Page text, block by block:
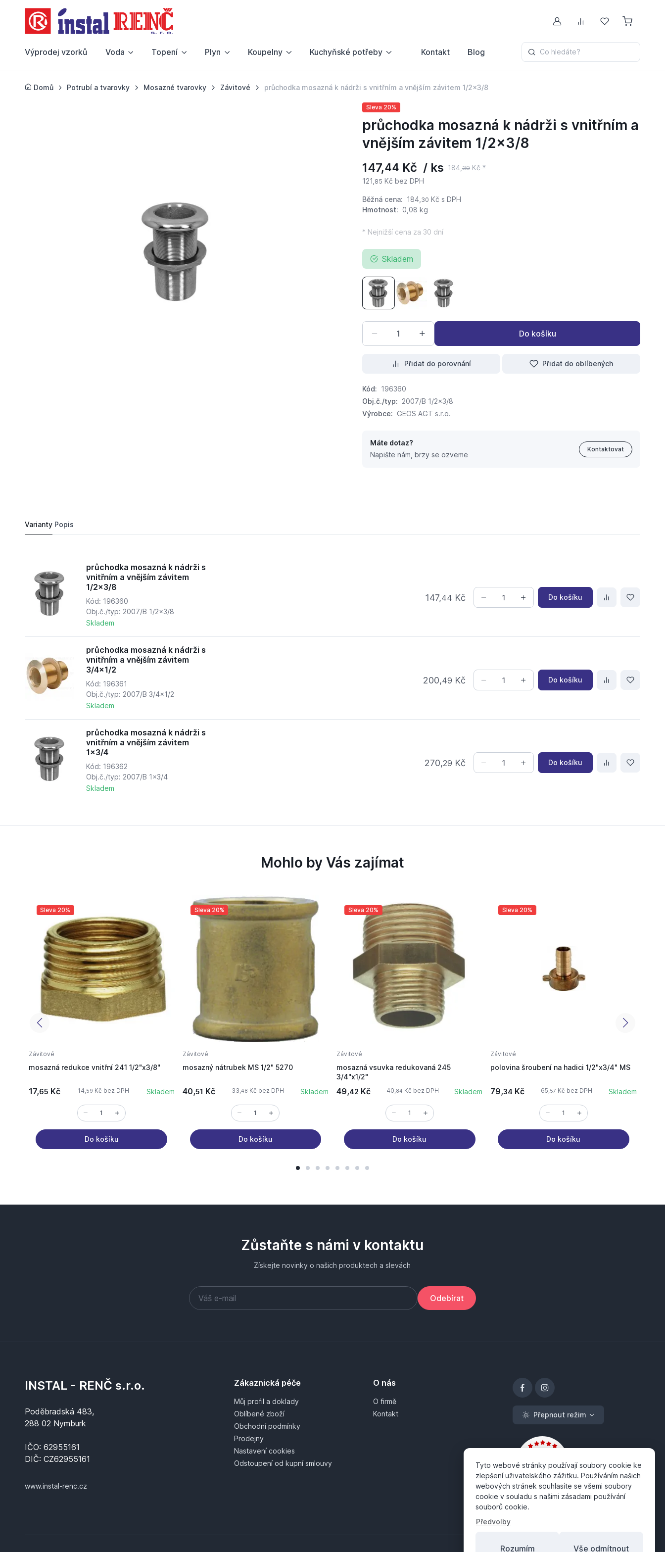
Můj účetPorovnávání
Oblíbené
Výprodej vzorků Voda Topení Plyn Koupelny Kuchyňské potřeby Kontakt Blog Co hledáte?
Domů Potrubí a tvarovky Mosazné tvarovky Závitové průchodka mosazná k nádrži s vnitřním a vnějším závitem 1/2x3/8
Sleva 20%
průchodka mosazná k nádrži s vnitřním a
vnějším závitem 1/2x3/8
147,44 Kč / ks 184,30Kč *
121, 85 Kč bez DPH
Běžná cena: 184, 30 Kč s DPH
Hmotnost: 0,08 kg
* Nejnižší cena za 30 dní
Skladem
průchodka mosazná k nádrži s vnitřním a vnějším závitem 1/2x3/8
průchodka mosazná k nádrži s vnitřním a vnějším závitem 3/4x1/2
průchodka mosazná k nádrži s vnitřním a vnějším závitem 1x3/4
Do košíku
Přidat do porovnání Přidat do oblíbených
Kód: 196360
Obj.č./typ: 2007/B 1/2x3/8
Výrobce: GEOS AGT s.r.o.
Máte dotaz?
Napište nám, brzy se ozveme
Kontaktovat
Varianty Popis
průchodka mosazná k nádrži s
vnitřním a vnějším závitem
1/2x3/8
Kód: 196360
Obj.č./typ: 2007/B 1/2x3/8
Skladem
147,44 Kč Do košíku
průchodka mosazná k nádrži s
vnitřním a vnějším závitem
3/4x1/2
Kód: 196361
Obj.č./typ: 2007/B 3/4x1/2
Skladem
200,49 Kč Do košíku
průchodka mosazná k nádrži s
vnitřním a vnějším závitem
1x3/4
Kód: 196362
Obj.č./typ: 2007/B 1x3/4
Skladem
270,29 Kč Do košíku
Mohlo by Vás zajímat
Sleva 20%
Závitové
mosazná redukce vnitřní 241 1/2"x3/8"
17,65 Kč 14,59 Kč bez DPH Skladem
Do košíku
Sleva 20%
Závitové
mosazný nátrubek MS 1/2" 5270
40,51 Kč 33,48 Kč bez DPH Skladem
Do košíku
Sleva 20%
Závitové
mosazná vsuvka redukovaná 245
3/4"x1/2"
49,42 Kč 40,84 Kč bez DPH Skladem
Do košíku
Sleva 20%
Závitové
polovina šroubení na hadici 1/2"x3/4" MS
79,34 Kč 65,57 Kč bez DPH Skladem
Do košíku
Zůstaňte s námi v kontaktu
Získejte novinky o našich produktech a slevách
Odebírat
INSTAL - RENČ s.r.o.
Poděbradská 483,
288 02 Nymburk
IČO: 62955161
DIČ: CZ62955161
www.instal-renc.cz
Zákaznická péče
Můj profil a doklady
Oblíbené zboží
Obchodní podmínky
Prodejny
Nastavení cookies
Odstoupení od kupní smlouvy
O nás
O firmě
Kontakt
Přepnout režim
Tyto webové stránky používají soubory cookie ke
zlepšení uživatelského zážitku. Používáním našich
webových stránek souhlasíte se všemi soubory
cookie v souladu s našimi zásadami používání
souborů cookie.
Předvolby
Rozumím Vše odmítnout